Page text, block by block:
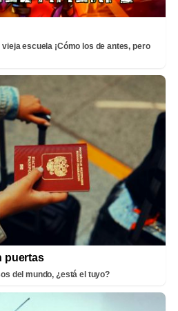
escuela ¡Cómo los de antes, pero
puertas
del mundo, ¿está el tuyo?